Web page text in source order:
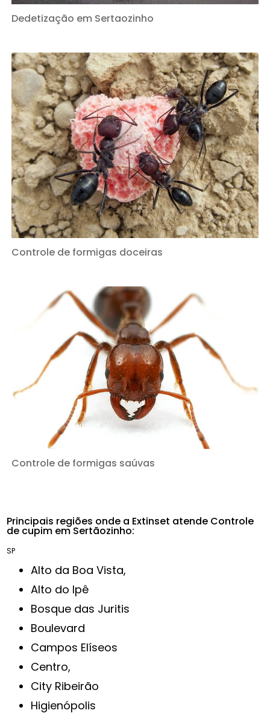
Dedetização em Sertaozinho
Controle de formigas doceiras
Controle de formigas saúvas
Principais regiões onde a Extinset atende Controle
de cupim em Sertãozinho:
SP
Alto da Boa Vista,
Alto do Ipê
Bosque das Juritis
Boulevard
Campos Elíseos
Centro,
City Ribeirão
Higienópolis